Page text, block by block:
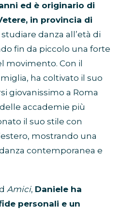
ed è originario di
in provincia di
danza all’età di
fin da piccolo una forte
movimento. Con il
ha coltivato il suo
giovanissimo a Roma
accademie più
il suo stile con
mostrando una
contemporanea e
Amici, Daniele ha
personali e un